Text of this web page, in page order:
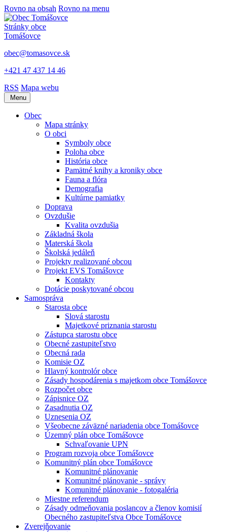
Rovno na obsah Rovno na menu
Stránky obce
Tomášovce
obec@tomasovce.sk
+421 47 437 14 46
RSS Mapa webu
Menu
Obec
Mapa stránky
O obci
Symboly obce
Poloha obce
História obce
Pamätné knihy a kroniky obce
Fauna a flóra
Demografia
Kultúrne pamiatky
Doprava
Ovzdušie
Kvalita ovzdušia
Základná škola
Materská škola
Školská jedáleň
Projekty realizované obcou
Projekt EVS Tomášovce
Kontakty
Dotácie poskytované obcou
Samospráva
Starosta obce
Slová starostu
Majetkové priznania starostu
Zástupca starostu obce
Obecné zastupiteľstvo
Obecná rada
Komisie OZ
Hlavný kontrolór obce
Zásady hospodárenia s majetkom obce Tomášovce
Rozpočet obce
Zápisnice OZ
Zasadnutia OZ
Uznesenia OZ
Všeobecne záväzné nariadenia obce Tomášovce
Územný plán obce Tomášovce
Schvaľovanie UPN
Program rozvoja obce Tomášovce
Komunitný plán obce Tomášovce
Komunitné plánovanie
Komunitné plánovanie - správy
Komunitné plánovanie - fotogaléria
Miestne referendum
Zásady odmeňovania poslancov a členov komisií
Obecného zastupiteľstva Obce Tomášovce
Zverejňovanie